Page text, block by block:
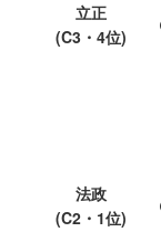
立正
(C3・4位)
法政
(C2・1位)